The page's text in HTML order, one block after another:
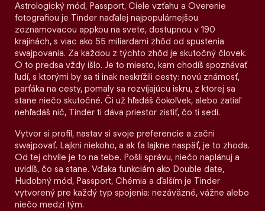
Astrologický mód, Passport, Ciele vzťahu a Overenie
fotografiou je Tinder naďalej najpopulárnejšou
zoznamovacou appkou na svete, dostupnou v 190
krajinách, s viac ako 55 miliardami zhôd od spustenia
swajpovania. Za každou z týchto zhôd je skutočný človek.
O to predsa vždy išlo. Je to miesto, kam chodíš spoznávať
ľudí, s ktorými by sa ti inak neskrížili cesty: novú známosť,
parťáka na cesty, pomaly sa rozvíjajúcu iskru, z ktorej sa
stane niečo skutočné. Či už hľadáš čokoľvek, alebo zatiaľ
nehľadáš nič, Tinder ti dáva priestor zistiť, čo ti sedí.
Vytvor si profil, nastav si svoje preferencie a začni
swajpovať. Lajkni niekoho, a ak ťa lajkne naspäť, je to zhoda.
Od tej chvíle je to na tebe. Pošli správu, niečo naplánuj a
uvidíš, čo sa stane. Vďaka funkciám ako Double date,
Hudobný mód, Passport, Chémia a ďalším je Tinder
vytvorený pre každý typ spojenia: nezáväzné, vážne alebo
niečo medzi tým.